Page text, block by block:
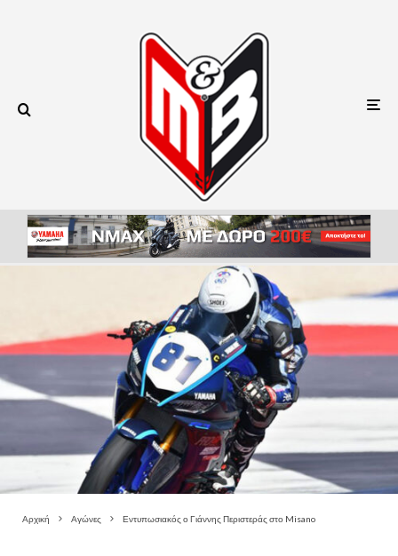
Αρχική Αγώνες Εντυπωσιακός ο Γιάννης Περιστεράς στο Misano